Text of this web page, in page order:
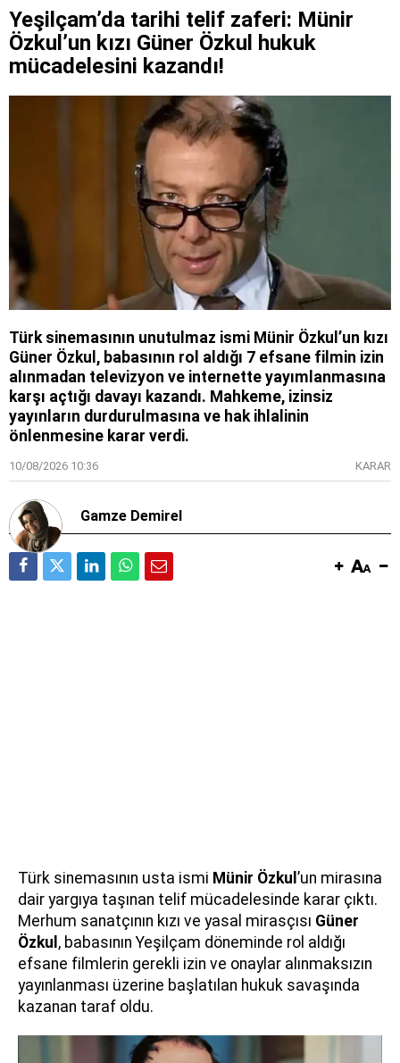
Yeşilçam’da tarihi telif zaferi: Münir
Özkul’un kızı Güner Özkul hukuk
mücadelesini kazandı!
Türk sinemasının unutulmaz ismi Münir Özkul’un kızı
Güner Özkul, babasının rol aldığı 7 efsane filmin izin
alınmadan televizyon ve internette yayımlanmasına
karşı açtığı davayı kazandı. Mahkeme, izinsiz
yayınların durdurulmasına ve hak ihlalinin
önlenmesine karar verdi.
10/08/2026 10:36 KARAR
Gamze Demirel
Türk sinemasının usta ismi Münir Özkul ’un mirasına
dair yargıya taşınan telif mücadelesinde karar çıktı.
Merhum sanatçının kızı ve yasal mirasçısı Güner
Özkul , babasının Yeşilçam döneminde rol aldığı
efsane filmlerin gerekli izin ve onaylar alınmaksızın
yayınlanması üzerine başlatılan hukuk savaşında
kazanan taraf oldu.